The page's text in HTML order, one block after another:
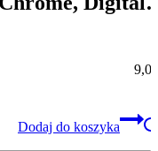
Dodaj do koszyka